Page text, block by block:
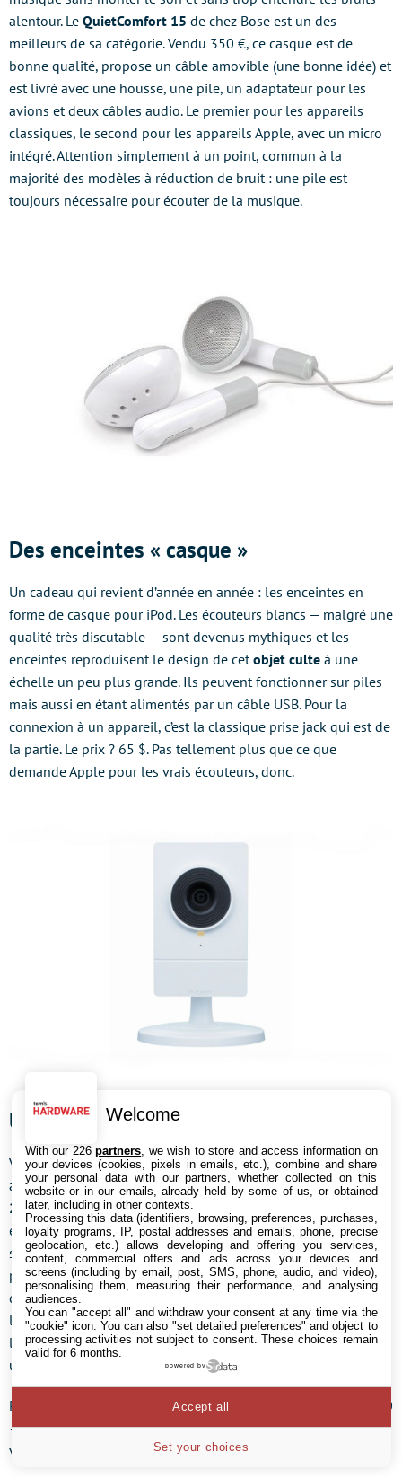
alentour. Le QuietComfort 15 de chez Bose est un des
meilleurs de sa catégorie. Vendu 350 €, ce casque est de
bonne qualité, propose un câble amovible (une bonne idée) et
est livré avec une housse, une pile, un adaptateur pour les
avions et deux câbles audio. Le premier pour les appareils
classiques, le second pour les appareils Apple, avec un micro
intégré. Attention simplement à un point, commun à la
majorité des modèles à réduction de bruit : une pile est
toujours nécessaire pour écouter de la musique.
Des enceintes « casque »
Un cadeau qui revient d’année en année : les enceintes en
forme de casque pour iPod. Les écouteurs blancs — malgré une
qualité très discutable — sont devenus mythiques et les
enceintes reproduisent le design de cet objet culte à une
échelle un peu plus grande. Ils peuvent fonctionner sur piles
mais aussi en étant alimentés par un câble USB. Pour la
connexion à un appareil, c’est la classique prise jack qui est de
la partie. Le prix ? 65 $. Pas tellement plus que ce que
demande Apple pour les vrais écouteurs, donc.
Une caméra de surveillance… HD
Vous avez envie de surveiller votre maison quand vous êtes
absent ? La nouvelle caméra de D-Link est pour vous. LaDCS-
2130est en effet dotée d’un capteur « HD » capable de filmer
en 720p, ce qui est bien mieux que les modèles classiques qui
se contentent du VGA. Elle ne filme pas dans le noir et n’est
pas motorisée, mais la qualité de l’image est bien meilleure
que sur les modèles d’entrée de gamme, notamment grâce à
l’usage du H.264 pour l’encodage de la vidéo. Disponible sous
les 150 €, cette caméra réseau est compatible Ethernet (avec
une prise RJ45) mais fonctionne aussi en Wi-Fi (802.11n).
Pour les amateurs, une version Full HD (1080p) — la DCS-2230
— est aussi proposée, mais l’intérêt reste limité pour de la
vidéosurveillance.
Welcome
With our 226partners , we wish to store and access information on
your devices (cookies, pixels in emails, etc.), combine and share
your personal data with our partners, whether collected on this
website or in our emails, already held by some of us, or obtained
later, including in other contexts.
Processing this data (identifiers, browsing, preferences, purchases,
loyalty programs, IP, postal addresses and emails, phone, precise
geolocation, etc.) allows developing and offering you services,
content, commercial offers and ads across your devices and
screens (including by email, post, SMS, phone, audio, and video),
personalising them, measuring their performance, and analysing
audiences.
You can "accept all" and withdraw your consent at any time via the
"cookie" icon. You can also "set detailed preferences" and object to
processing activities not subject to consent. These choices remain
valid for 6 months.
powered by
Set your choices
Accept all